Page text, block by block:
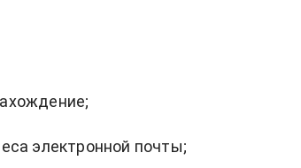
электронной почты;